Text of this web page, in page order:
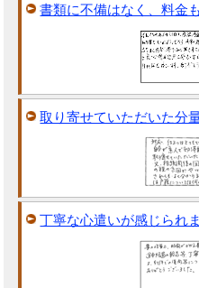
書類に不備はなく、料金
取り寄せていただいた分
丁寧な心遣いが感じられ